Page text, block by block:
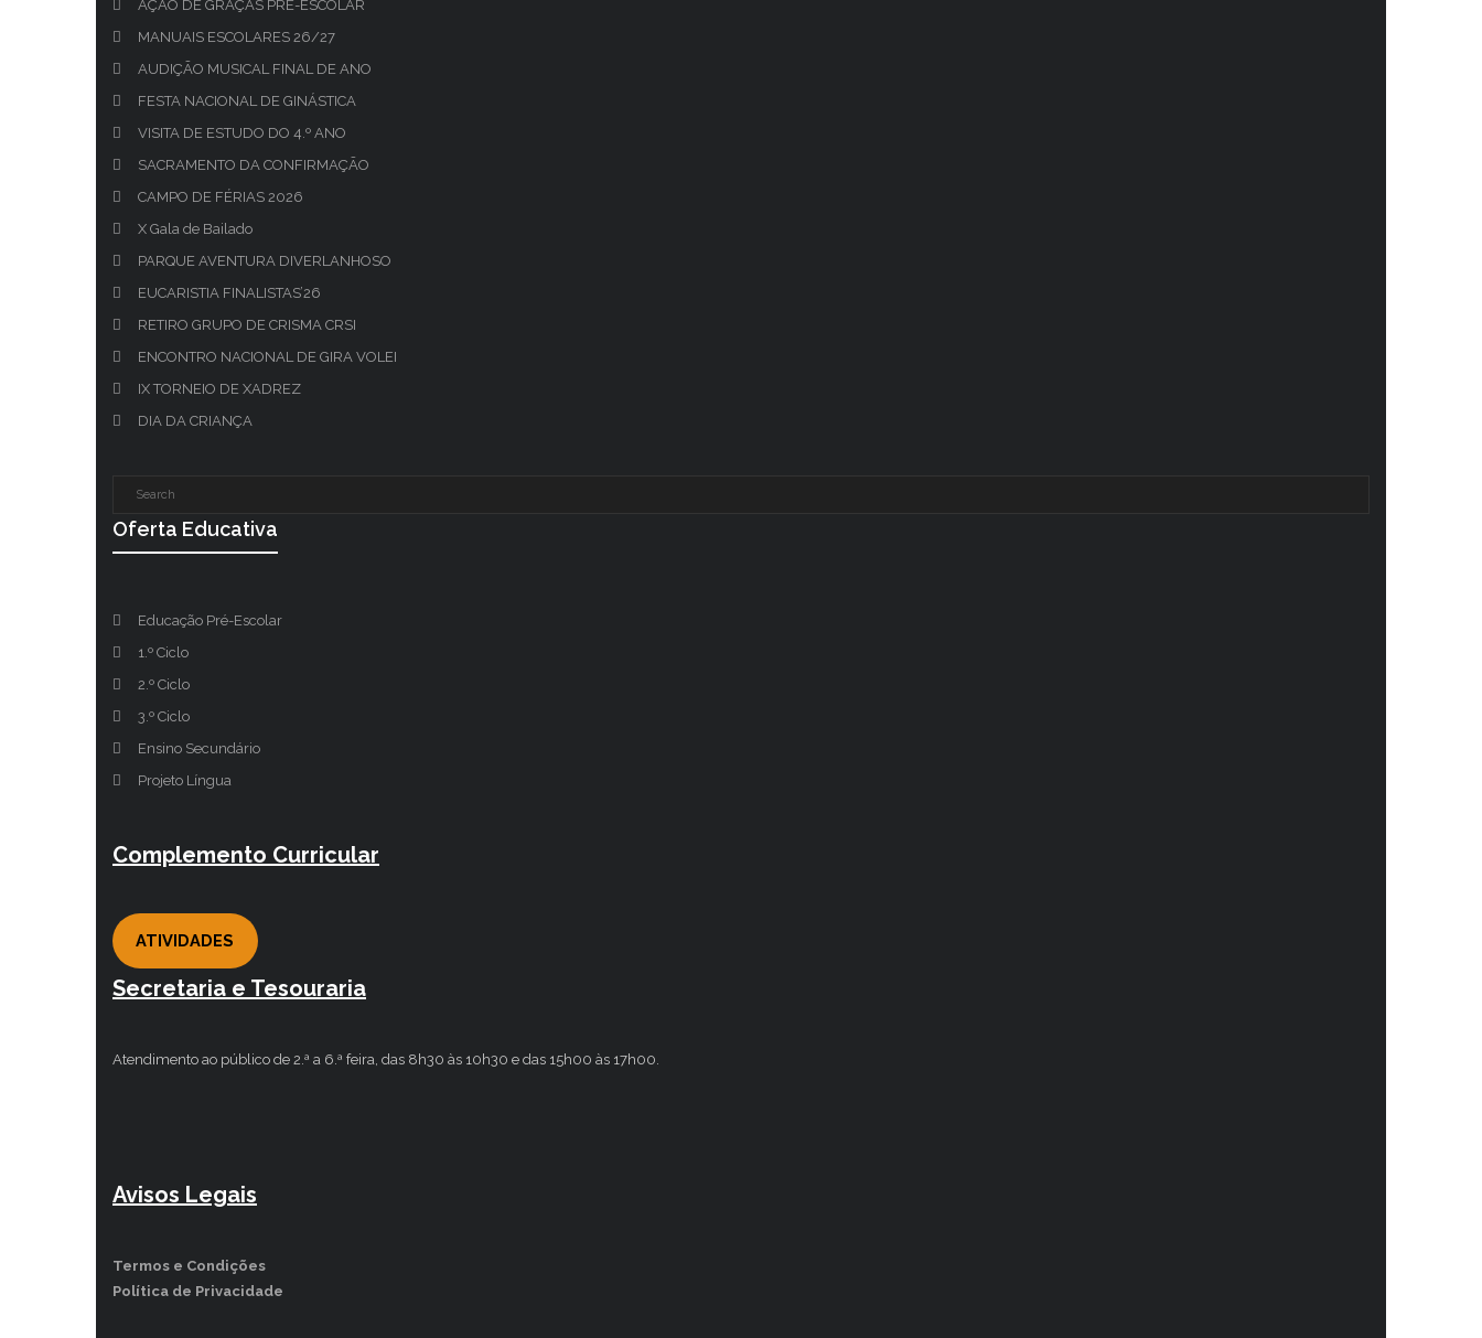
AÇÃO DE GRAÇAS PRÉ-ESCOLAR
MANUAIS ESCOLARES 26/27
AUDIÇÃO MUSICAL FINAL DE ANO
FESTA NACIONAL DE GINÁSTICA
VISITA DE ESTUDO DO 4.º ANO
SACRAMENTO DA CONFIRMAÇÃO
CAMPO DE FÉRIAS 2026
X Gala de Bailado
PARQUE AVENTURA DIVERLANHOSO
EUCARISTIA FINALISTAS’26
RETIRO GRUPO DE CRISMA CRSI
ENCONTRO NACIONAL DE GIRA VOLEI
IX TORNEIO DE XADREZ
DIA DA CRIANÇA
Oferta Educativa
Educação Pré-Escolar
1.º Ciclo
2.º Ciclo
3.º Ciclo
Ensino Secundário
Projeto Língua
Complemento Curricular
ATIVIDADES
Secretaria e Tesouraria
Atendimento ao público de 2.ª a 6.ª feira, das 8h30 às 10h30 e das 15h00 às 17h00.
Avisos Legais
Termos e Condições
Política de Privacidade